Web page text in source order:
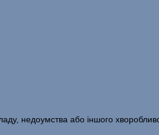
недоумства або іншого